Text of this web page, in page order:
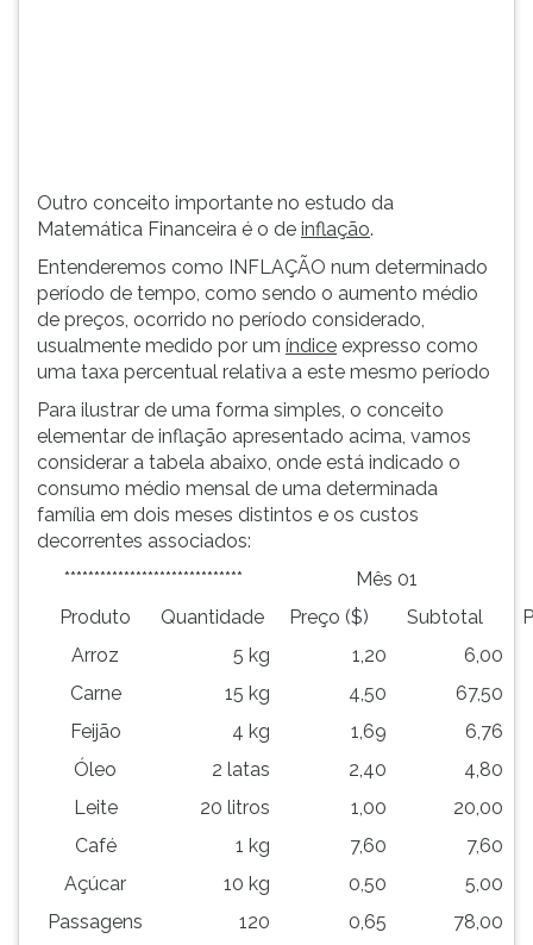
principal
pressione
tecla
depois
Pressione
instrução
Outro conceito importante no estudo da
Matemática Financeira é o de inflação.
Entenderemos como INFLAÇÃO num determinado
período de tempo, como sendo o aumento médio
de preços, ocorrido no período considerado,
usualmente medido por um índice expresso como
uma taxa percentual relativa a este mesmo período
Para ilustrar de uma forma simples, o conceito
elementar de inflação apresentado acima, vamos
considerar a tabela abaixo, onde está indicado o
consumo médio mensal de uma determinada
família em dois meses distintos e os custos
decorrentes associados:
******************************
Mês 01
Produto
Quantidade Preço ($) Subtotal
Arroz
5 kg 1,20
6,00
Carne
15 kg 4,50
67,50
Feijão
4 kg 1,69
6,76
Óleo
2 latas 2,40
4,80
Leite
20 litros 1,00
20,00
Café
1 kg 7,60
7,60
Açúcar
10 kg 0,50
5,00
Passagens
120 0,65
78,00